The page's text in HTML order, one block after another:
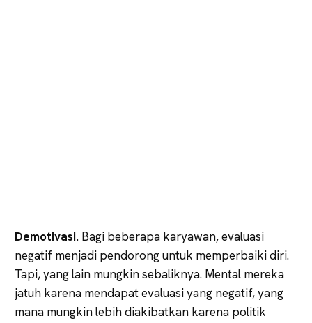
Demotivasi. Bagi beberapa karyawan, evaluasi
negatif menjadi pendorong untuk memperbaiki diri.
Tapi, yang lain mungkin sebaliknya. Mental mereka
jatuh karena mendapat evaluasi yang negatif, yang
mana mungkin lebih diakibatkan karena politik